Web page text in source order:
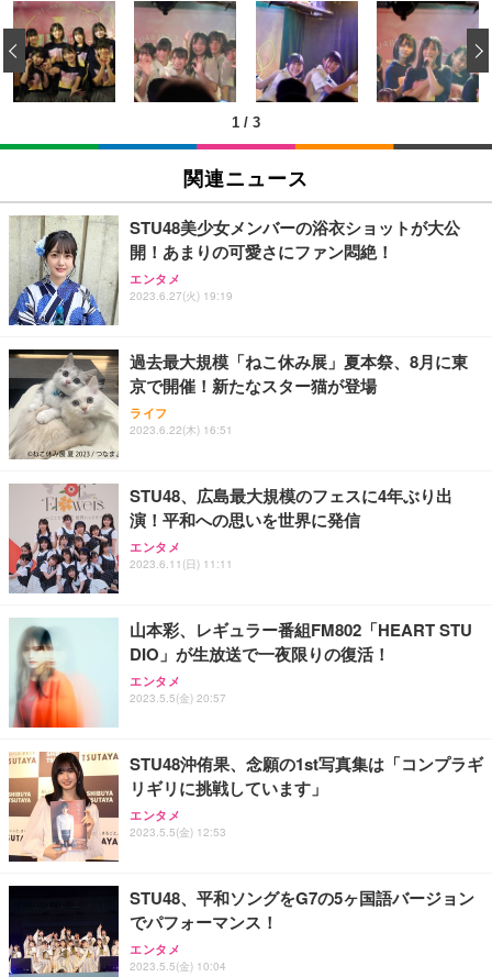
[EdoErgo] オフィスチェア 椅子 テレワーク 疲れな
い 跳ね上げ式アームレスト コンパクト 約105度ロッ
キング pc 事務椅子 360度回転 座面昇降 強化ナイロ
ン樹脂ベース 通気性メッシュ 在宅ワーク H-WY01
(黒網+黒枠+黒足)
￥5,699
SIHOO B100 オフィスチェア／デスクチェア メッシ
ュチェア 人間工学 疲れない ブラック
￥27,999
Sezlife オフィスチェア デスクチェア 疲れない テレ
ワーク チェア 強化バックレスト 30度ロッキング機
能 人間工学 椅子 腰サポート 90度跳ね上げ式アーム
務用 おしゃれ パソコンチェア (ブラック)
Sezlife オフィスチェア デスクチェア 疲れない テレ
ワーク チェア 強化バックレスト 30度ロッキング機
能 人間工学 椅子 腰サポート 90度跳ね上げ式アーム
務用 おしゃれ パソコンチェア (ホワイト)
ANDWINT オフィスチェア デスクチェア 肘なし メ
ッシュ 通気性 ランバーサポート付き 腰サポート ガ
ス圧無段階昇降 360度回転 キャスター付き コンパク
EIZO ビジネス向けプレミアムモニター | FlexScan
EV3240X-WT | 31.5型4K UHD・USB Type-C・ホワ
イト
￥105,595
EIZO ビジネス向けプレミアムモニター | FlexScan
【純正品】27"ゲーミングモニター DualSense 充電
フック付き（CFI-ZDM1J）
【整備済み品】Dell E2724HS 27インチ 液晶モニタ
ー フルHD（1920×1080）VA 非光沢 HDMI/DisplayP
ort/VGA スピーカー内蔵 高さ調整 スイベル VESA対
【MiniLED/24.5inch/280Hz/FHD】GRAPHT THE S
HOOTER Gaming Monitor 24” Essential ゲーミン
グモニター QD 24.5インチ 1ms FHD 量子ドット 残
Amazonベーシック ペットシーツ 薄型 レギュラー 1
回使い捨て 無香料 ホワイト 300枚
￥3,373
Amazonベーシック ペットシーツ 厚型 ワイド 42枚
x2袋(84枚) ホワイト(吸収面:ライトブルー)
￥3,234
ネオ・ルーライフ ネオ・オムツ L 中型犬用 26枚入
り 単品
Smart Basic(スマートベーシック) 【Amazon.co.jp
限定】 Smart Basic アイリスオーヤマ ペットシーツ
超厚型 お徳用 ワイド 100枚入 (x 1) (ケース販売)
アイリスオーヤマ ペットシーツ 超厚型 お徳用 レギ
ュラー 200枚入【Amazon.co.jp限定】
1 / 3
‹
関連ニュース
STU48美少女メンバーの浴衣ショットが大公
開！あまりの可愛さにファン悶絶！
エンタメ
2023.6.27(火) 19:19
過去最大規模「ねこ休み展」夏本祭、8月に東
京で開催！新たなスター猫が登場
ライフ
2023.6.22(木) 16:51
STU48、広島最大規模のフェスに4年ぶり出
演！平和への思いを世界に発信
エンタメ
2023.6.11(日) 11:11
山本彩、レギュラー番組FM802「HEART STU
DIO」が生放送で一夜限りの復活！
エンタメ
2023.5.5(金) 20:57
STU48沖侑果、念願の1st写真集は「コンプラギ
リギリに挑戦しています」
エンタメ
2023.5.5(金) 12:53
STU48、平和ソングをG7の5ヶ国語バージョン
でパフォーマンス！
エンタメ
2023.5.5(金) 10:04